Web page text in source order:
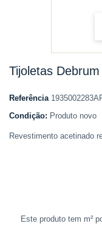
Tijoletas
Referência
Condição: Produto novo
Revestimento acetinado
Este produto tem m²